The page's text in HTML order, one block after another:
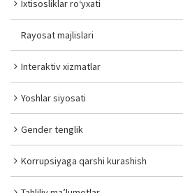
Ixtisosliklar ro‘yxati
Rayosat majlislari
Interaktiv xizmatlar
Yoshlar siyosati
Gender tenglik
Korrupsiyaga qarshi kurashish